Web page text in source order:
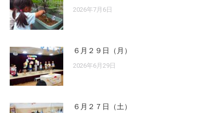
2026年7月6日
６月２９日（月）
2026年6月29日
６月２７日（土）